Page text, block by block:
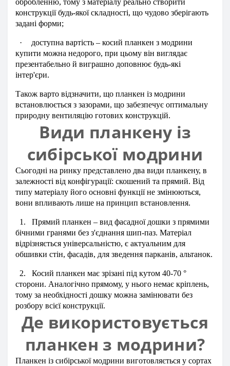
обробленню, тому з матеріалу реально створити
конструкції будь-якої складності, що чудово зберігають
задані форми;
·
доступна вартість – косий планкен з модрини
купити можна недорого, при цьому він виглядає
презентабельно й виграшно доповнює будь-які
інтер'єри.
Також варто відзначити, що планкен із модрини
встановлюється з зазорами, що забезпечує оптимальну
природну вентиляцію готових конструкцій.
Види планкену із
сибірської модрини
Сьогодні на ринку представлено два види планкену, в
залежності від конфігурації: скошений та прямий. Від
типу матеріалу його основні функції не змінюються,
вони впливають лише на принцип встановлення.
1.
Прямий планкен – вид фасадної дошки з прямими
бічними гранями без з'єднання шип-паз. Матеріал
відрізняється універсальністю, є актуальним для
обшивки стін, фасадів, для зведення парканів, альтанок.
2.
Косий планкен має зрізані під кутом 40-70 °
сторони. Аналогічно прямому, у нього немає кріплень,
тому за необхідності дошку можна замінювати без
розбору всієї конструкції.
Де використовується
планкен з модрини?
Планкен із сибірської модрини виготовляється у сортах